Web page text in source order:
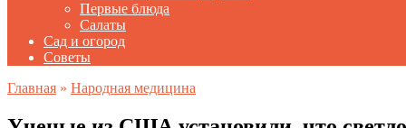
Первые блюда
Салаты
Сад и огород
Советы
Главная » Народная медицина